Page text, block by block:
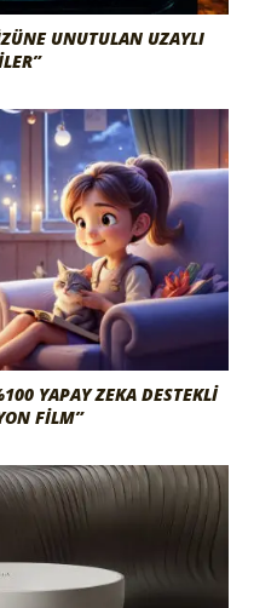
UNUTULAN UZAYLI
YAPAY ZEKA DESTEKLI
FILM”